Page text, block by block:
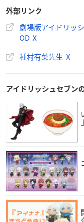
OD X
種村有菜先生 X
アイドリッシュセブン